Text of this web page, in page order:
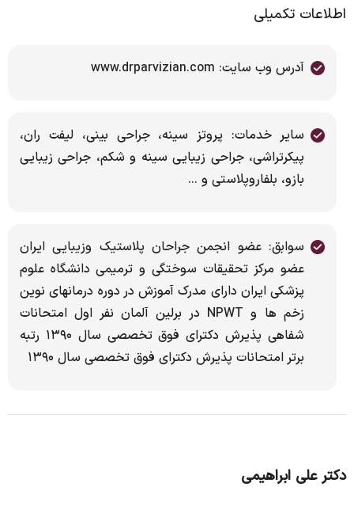
اطلاعات تکمیلی
آدرس وب سایت: www.drparvizian.com
سایر خدمات: پروتز سینه، جراحی بینی، لیفت ران،
پیکرتراشی، جراحی زیبایی سینه و شکم، جراحی زیبایی
بازو، بلفاروپلاستی و ...
سوابق: عضو انجمن جراحان پلاستیک وزیبایی ایران
عضو مرکز تحقیقات سوختگی و ترمیمی دانشگاه علوم
پزشکی ایران دارای مدرک آموزش در دوره درمانهای نوین
زخم ها و NPWT در برلین آلمان نفر اول امتحانات
شفاهی پذیرش دکترای فوق تخصصی سال ۱۳۹۰ رتبه
برتر امتحانات پذیرش دکترای فوق تخصصی سال ۱۳۹۰
دکتر علی ابراهیمی